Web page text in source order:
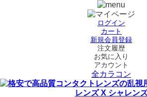
ログイン
カート
新規会員登録
注文履歴
お気に入り
アカウント
全カラコン